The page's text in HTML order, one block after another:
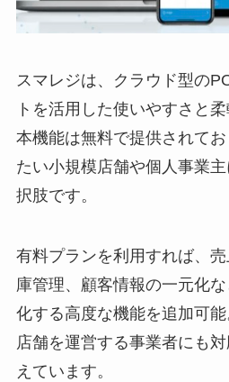
スマレジは、クラウド型の
トを活用した使いやすさと
本機能は無料で提供されて
たい小規模店舗や個人事業
択肢です。
有料プランを利用すれば、
庫管理、顧客情報の一元化
化する高度な機能を追加可
店舗を運営する事業者にも
えています。